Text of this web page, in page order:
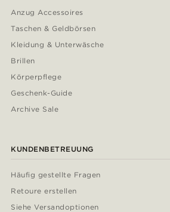
Anzug Accessoires
Taschen & Geldbörsen
Kleidung & Unterwäsche
Brillen
Körperpflege
Geschenk-Guide
Archive Sale
KUNDENBETREUUNG
Häufig gestellte Fragen
Retoure erstellen
Siehe Versandoptionen